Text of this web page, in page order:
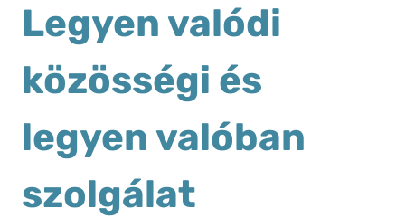
Legyen valódi
közösségi és
legyen valóban
szolgálat